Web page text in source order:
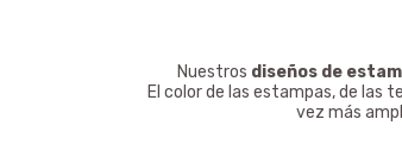
Nuestros diseños de
El color de las estampas, de las
vez más